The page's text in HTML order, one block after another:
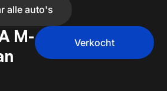
alle auto's
M-
Verkocht